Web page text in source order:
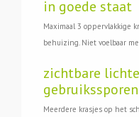
in goede staat
Maximaal 3 oppervlakkige
behuizing. Niet voelbaar
zichtbare lichte
gebruikssporen
Meerdere krasjes op het